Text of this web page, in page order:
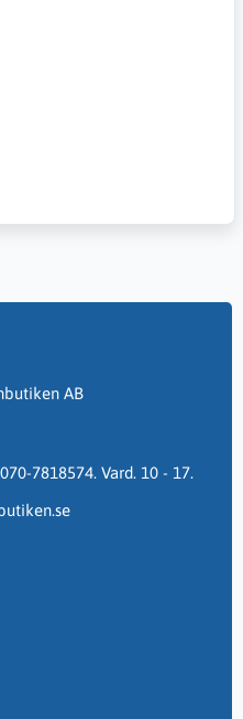
AB
7818574. Vard. 10 - 17.